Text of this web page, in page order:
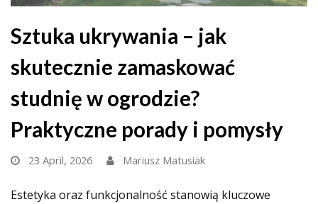
Sztuka ukrywania – jak
skutecznie zamaskować
studnię w ogrodzie?
Praktyczne porady i pomysły
23 April, 2026 Mariusz Matusiak
Estetyka oraz funkcjonalność stanowią kluczowe